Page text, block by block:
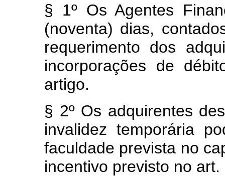
§ 1º Os Agentes
(noventa) dias,
requerimento dos
incorporações de
artigo.
§ 2º Os adquirentes
invalidez temporária
faculdade prevista no
incentivo previsto no